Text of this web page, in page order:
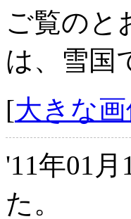
ご覧のと
は、雪国
[大きな
'11年01
た。